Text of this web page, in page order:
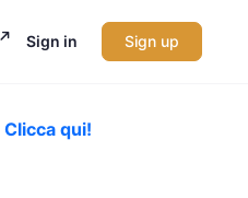
Sign in Sign up
Clicca qui!